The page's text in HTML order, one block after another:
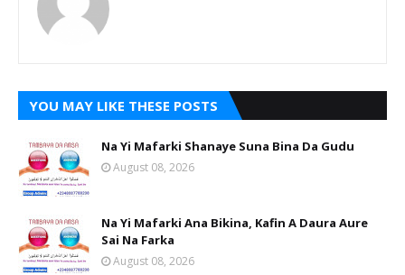
YOU MAY LIKE THESE POSTS
Na Yi Mafarki Shanaye Suna Bina Da Gudu
August 08, 2026
Na Yi Mafarki Ana Bikina, Kafin A Daura Aure
Sai Na Farka
August 08, 2026